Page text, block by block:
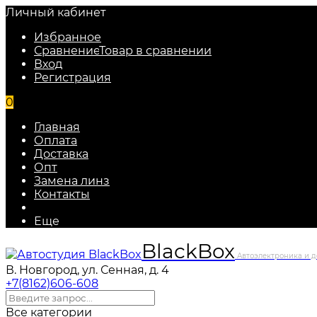
Личный кабинет
Избранное
СравнениеТовар в сравнении
Вход
Регистрация
0
Главная
Оплата
Доставка
Опт
Замена линз
Контакты
Еще
BlackBox Автоэлектроника и
В. Новгород, ул. Сенная, д. 4
+7(8162)606-608
Все категории